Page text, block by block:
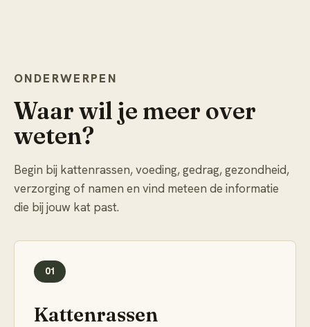
ONDERWERPEN
Waar wil je meer over
weten?
Begin bij kattenrassen, voeding, gedrag, gezondheid,
verzorging of namen en vind meteen de informatie
die bij jouw kat past.
01
Kattenrassen